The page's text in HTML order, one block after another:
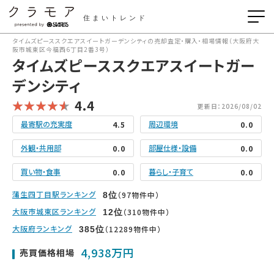
住まいトレンド
タイムズピーススクエアスイートガーデンシティの売却査定・購入・相場情報（大阪府大
阪市城東区今福西6丁目2番3号）
タイムズピーススクエアスイートガー
デンシティ
4.4 更新日：2026/08/02
最寄駅の充実度 4.5 周辺環境 0.0
外観・共用部 0.0 部屋仕様・設備 0.0
買い物・食事 0.0 暮らし・子育て 0.0
蒲生四丁目駅ランキング 8位（97物件中）
大阪市城東区ランキング
12位（310物件中）
大阪府ランキング
385位（12289物件中）
売買価格相場 4,938万円